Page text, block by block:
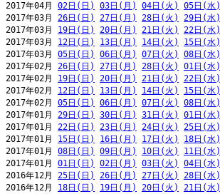
2017年04月 02日(日) 03日(月) 04日(火) 05日(水)
2017年03月 26日(日) 27日(月) 28日(火) 29日(水)
2017年03月 19日(日) 20日(月) 21日(火) 22日(水)
2017年03月 12日(日) 13日(月) 14日(火) 15日(水)
2017年03月 05日(日) 06日(月) 07日(火) 08日(水)
2017年02月 26日(日) 27日(月) 28日(火) 01日(水)
2017年02月 19日(日) 20日(月) 21日(火) 22日(水)
2017年02月 12日(日) 13日(月) 14日(火) 15日(水)
2017年02月 05日(日) 06日(月) 07日(火) 08日(水)
2017年01月 29日(日) 30日(月) 31日(火) 01日(水)
2017年01月 22日(日) 23日(月) 24日(火) 25日(水)
2017年01月 15日(日) 16日(月) 17日(火) 18日(水)
2017年01月 08日(日) 09日(月) 10日(火) 11日(水)
2017年01月 01日(日) 02日(月) 03日(火) 04日(水)
2016年12月 25日(日) 26日(月) 27日(火) 28日(水)
2016年12月 18日(日) 19日(月) 20日(火) 21日(水)